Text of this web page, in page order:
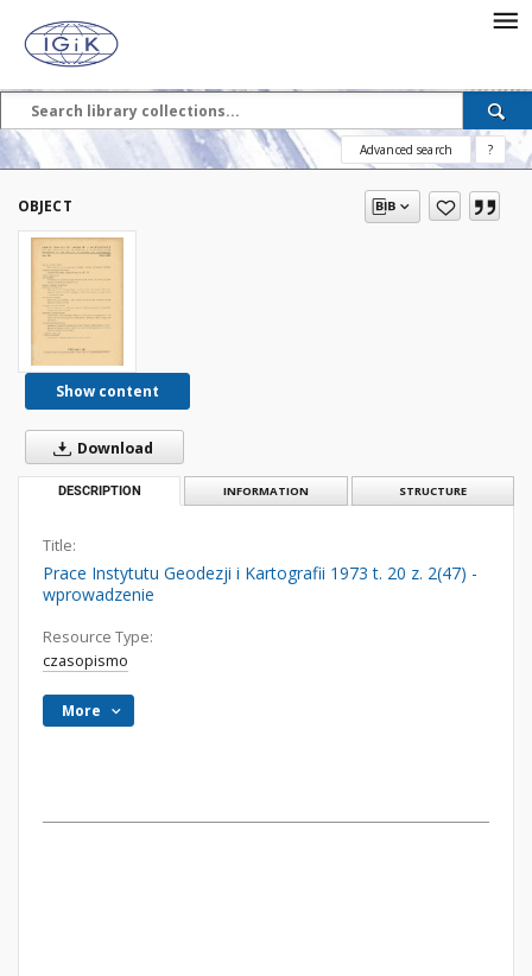
Advanced search ?
OBJECT
Show content
Download
DESCRIPTION INFORMATION STRUCTURE
Title:
Prace Instytutu Geodezji i Kartografii 1973 t. 20 z. 2(47) -
wprowadzenie
Resource Type:
czasopismo
More